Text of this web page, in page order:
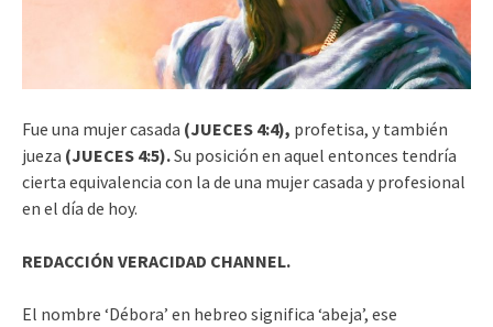
Fue una mujer casada (JUECES 4:4), profetisa, y también
jueza (JUECES 4:5).Su posición en aquel entonces tendría
cierta equivalencia con la de una mujer casada y profesional
en el día de hoy.
REDACCIÓN VERACIDAD CHANNEL.
El nombre ‘Débora’ en hebreo significa ‘abeja’, ese